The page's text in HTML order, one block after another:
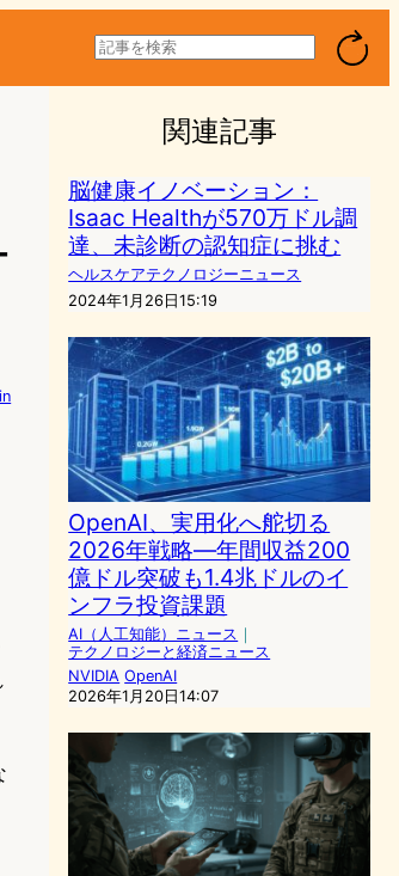
検
索
関連記事
脳健康イノベーション：
Isaac Healthが570万ドル調
達、未診断の認知症に挑む
ヘルスケアテクノロジーニュース
2024年1月26日15:19
OpenAI、実用化へ舵切る
2026年戦略―年間収益200
億ドル突破も1.4兆ドルのイ
ンフラ投資課題
AI（人工知能）ニュース ｜
テクノロジーと経済ニュース
NVIDIA OpenAI
2026年1月20日14:07